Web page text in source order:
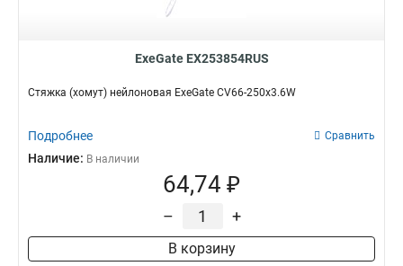
ExeGate EX253854RUS
Стяжка (хомут) нейлоновая ExeGate CV66-250x3.6W
Подробнее Сравнить
Наличие: В наличии
64,74 ₽
– +
В корзину